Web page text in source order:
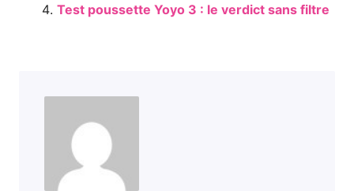
Test poussette Yoyo 3 : le verdict sans filtre